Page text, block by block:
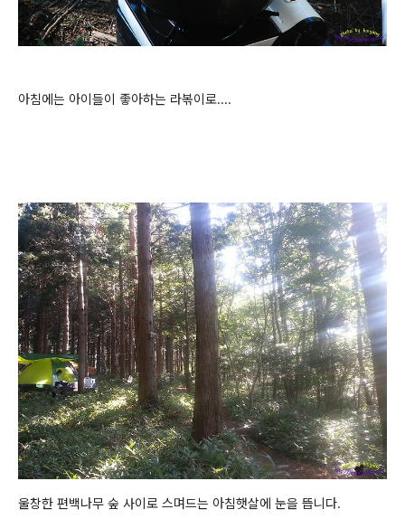
아침에는 아이들이 좋아하는 라볶이로....
울창한 편백나무 숲 사이로 스며드는 아침햇살에 눈을 뜹니다.